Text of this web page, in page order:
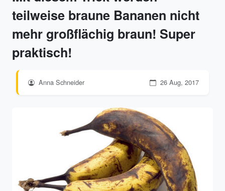
teilweise braune Bananen nicht
mehr großflächig braun! Super
praktisch!
Anna Schneider 26 Aug, 2017